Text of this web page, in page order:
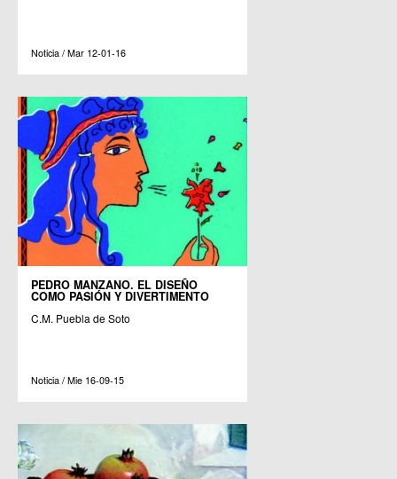
Noticia / Mar 12-01-16
PEDRO MANZANO. EL DISEÑO
COMO PASIÓN Y DIVERTIMENTO
C.M. Puebla de Soto
Noticia / Mie 16-09-15